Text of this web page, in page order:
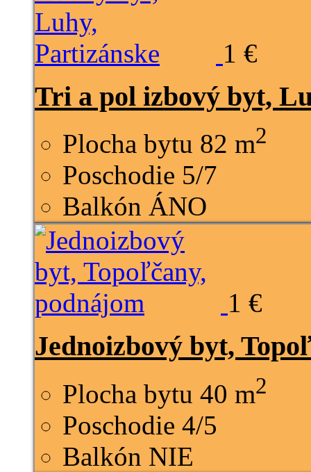
1 €
Tri a pol izbový byt,
Plocha bytu 82 m2
Poschodie 5/7
Balkón ÁNO
1 €
Jednoizbový byt,
Plocha bytu 40 m2
Poschodie 4/5
Balkón NIE